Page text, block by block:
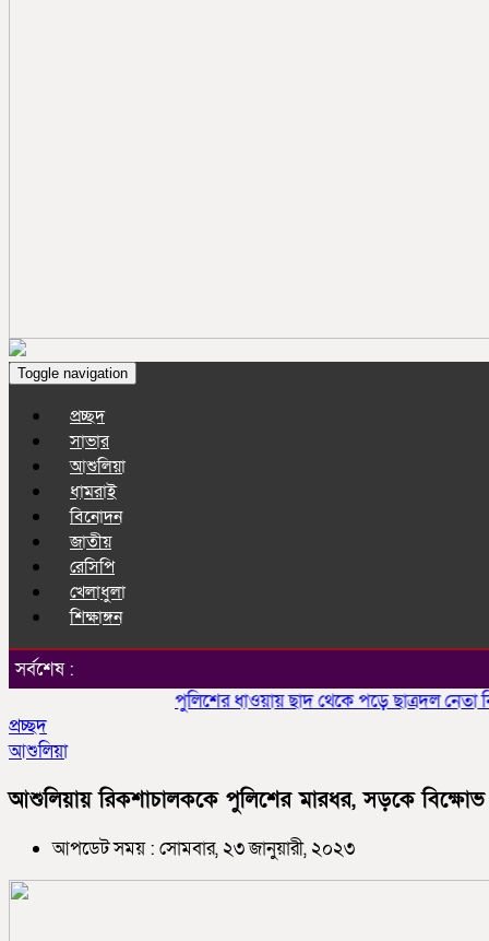
Toggle navigation
প্রচ্ছদ
সাভার
আশুলিয়া
ধামরাই
বিনোদন
জাতীয়
রেসিপি
খেলাধুলা
শিক্ষাঙ্গন
সর্বশেষ :
পুলিশের ধাওয়ায় ছাদ থেকে পড়ে ছাত্রদল নেতা
প্রচ্ছদ
আশুলিয়া
আশুলিয়ায় রিকশাচালককে পুলিশের মারধর, সড়কে বিক্ষোভ
আপডেট সময় : সোমবার, ২৩ জানুয়ারী, ২০২৩